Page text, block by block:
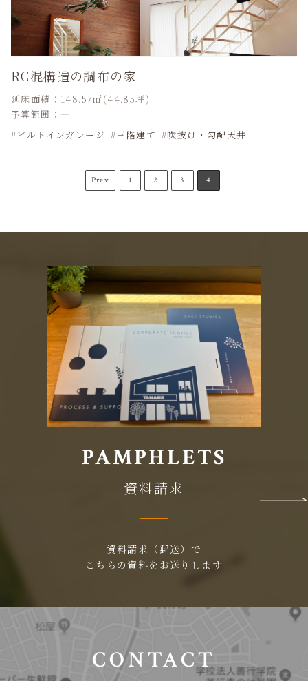
RC混構造の調布の家
延床面積：148.57㎡(44.85坪)
予算範囲：―
ビルトインガレージ
三階建て 吹抜け・勾配天井
Prev 1 2 3 4
PAMPHLETS
資料請求
資料請求（郵送）で
こちらの資料をお送りします
CONTACT